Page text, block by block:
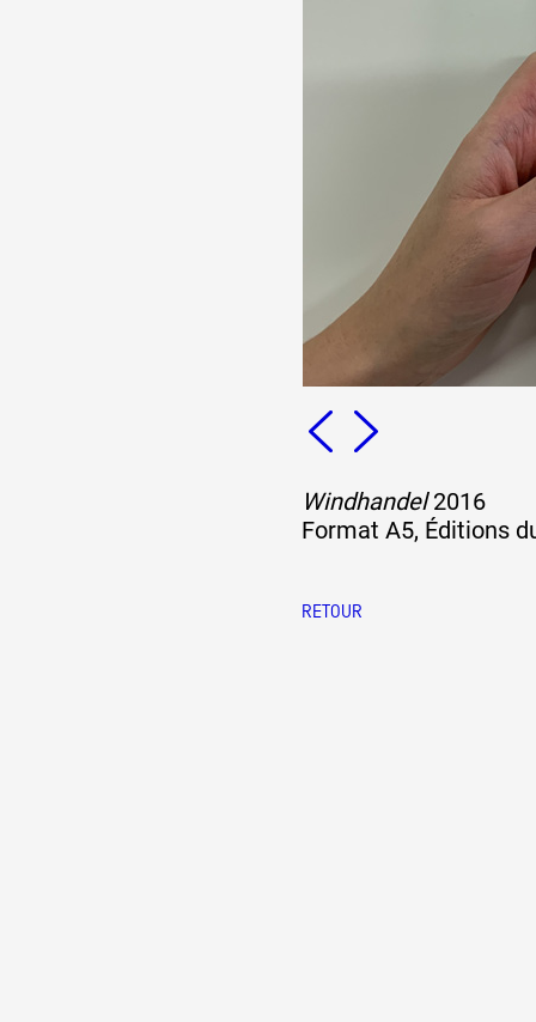
Windhandel2016
Format A5, Éditions
RETOUR